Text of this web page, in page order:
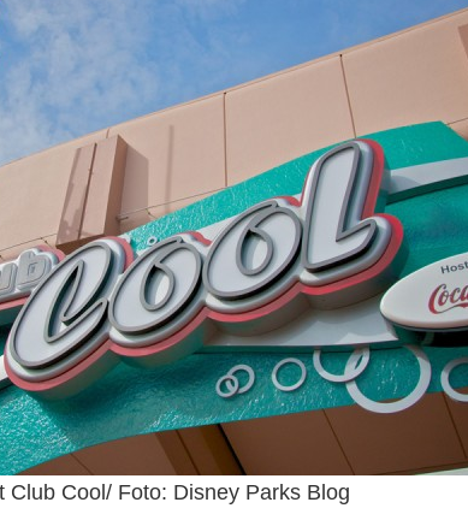
Club Cool/ Foto: Disney Parks Blog